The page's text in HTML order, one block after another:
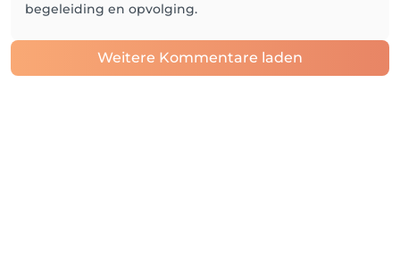
begeleiding en opvolging.
Weitere Kommentare laden